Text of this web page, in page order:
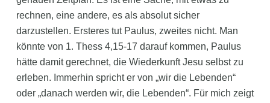
rechnen, eine andere, es als absolut sicher
darzustellen. Ersteres tut Paulus, zweites nicht. Man
könnte von 1. Thess 4,15-17 darauf kommen, Paulus
hätte damit gerechnet, die Wiederkunft Jesu selbst zu
erleben. Immerhin spricht er von „wir die Lebenden“
oder „danach werden wir, die Lebenden“. Für mich zeigt